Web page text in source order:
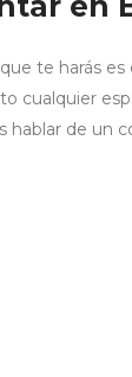
te harás
cualquier
hablar de un